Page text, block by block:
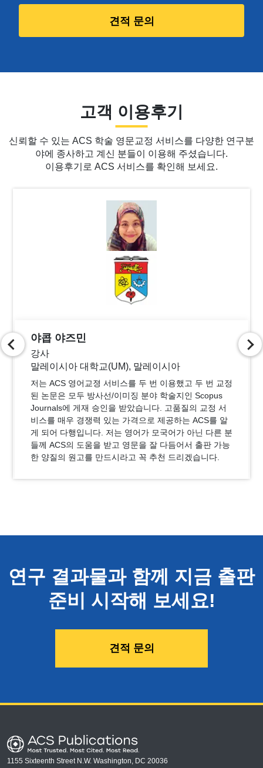
견적 문의
고객 이용후기
신뢰할 수 있는 ACS 학술 영문교정 서비스를 다양한 연구분
야에 종사하고 계신 분들이 이용해 주셨습니다.
이용후기로 ACS 서비스를 확인해 보세요.
에이 토르소니 마르시오
교수
캄피나스 주립 대학교, 브라질
ACS의 서비스 품질은 제가 이 회사를 선택할 때 중요한
요소였습니다. ACS 편집진은 빠른 교정 작업 시간과 더
불어 저의 제출 전 원고의 질적 향상에 중대한 도움을 주
셨습니다. 피드백과 수정은 적절했고, 덕분에 내용을 보
다 객관적이고 명확하게 만들 수 있었습니다.
연구 결과물과 함께 지금 출판
준비 시작해 보세요!
견적 문의
1155 Sixteenth Street N.W. Washington, DC 20036